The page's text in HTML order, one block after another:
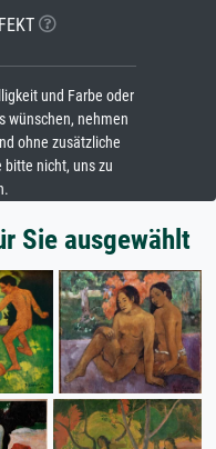
und Farbe oder
wünschen, nehmen
ohne zusätzliche
bitte nicht, uns zu
Sie ausgewählt